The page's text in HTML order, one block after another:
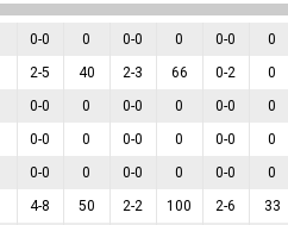
0-0 0 0-0 0 0-0 0
2-5 40 2-3 66 0-2 0
0-0 0 0-0 0 0-0 0
0-0 0 0-0 0 0-0 0
0-0 0 0-0 0 0-0 0
4-8 50 2-2 100 2-6 33